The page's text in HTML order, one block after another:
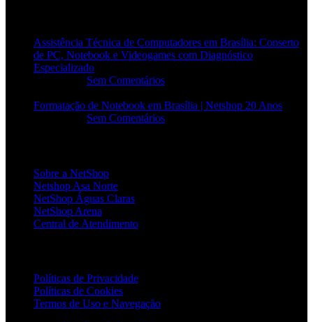
Assistência Técnica de Computadores em Brasília: Conserto
de PC, Notebook e Videogames com Diagnóstico
Especializado
Sem Comentários
Formatação de Notebook em Brasília | Netshop 20 Anos
Sem Comentários
Sobre a NetShop
Netshop Asa Norte
NetShop Águas Claras
NetShop Arena
Central de Atendimento
Políticas de Privacidade
Políticas de Cookies
Termos de Uso e Navegação